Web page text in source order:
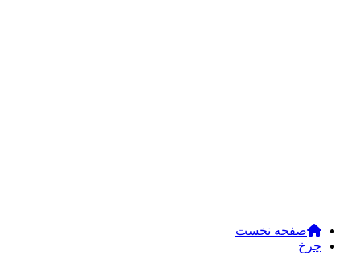
صفحه نخست
چرخ